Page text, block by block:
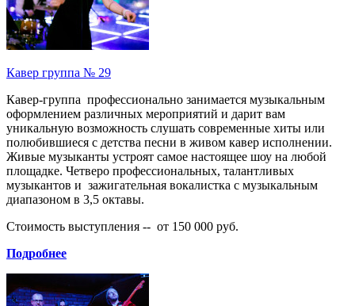
Кавер группа № 29
Кавер-группа профессионально занимается музыкальным
оформлением различных мероприятий и дарит вам
уникальную возможность слушать современные хиты или
полюбившиеся с детства песни в живом кавер исполнении.
Живые музыканты устроят самое настоящее шоу на любой
площадке. Четверо профессиональных, талантливых
музыкантов и зажигательная вокалистка с музыкальным
диапазоном в 3,5 октавы.
Стоимость выступления -- от 150 000 руб.
Подробнее